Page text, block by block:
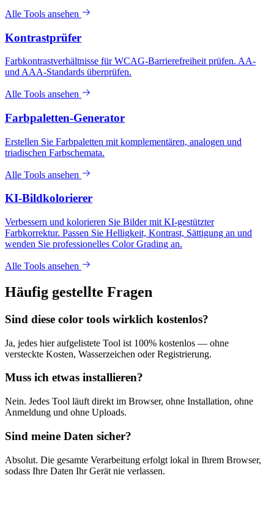
Alle Tools ansehen
Kontrastprüfer
Farbkontrastverhältnisse für WCAG-Barrierefreiheit prüfen. AA-
und AAA-Standards überprüfen.
Alle Tools ansehen
Farbpaletten-Generator
Erstellen Sie Farbpaletten mit komplementären, analogen und
triadischen Farbschemata.
Alle Tools ansehen
KI-Bildkolorierer
Verbessern und kolorieren Sie Bilder mit KI-gestützter
Farbkorrektur. Passen Sie Helligkeit, Kontrast, Sättigung an und
wenden Sie professionelles Color Grading an.
Alle Tools ansehen
Häufig gestellte Fragen
Sind diese color tools wirklich kostenlos?
Ja, jedes hier aufgelistete Tool ist 100% kostenlos — ohne
versteckte Kosten, Wasserzeichen oder Registrierung.
Muss ich etwas installieren?
Nein. Jedes Tool läuft direkt im Browser, ohne Installation, ohne
Anmeldung und ohne Uploads.
Sind meine Daten sicher?
Absolut. Die gesamte Verarbeitung erfolgt lokal in Ihrem Browser,
sodass Ihre Daten Ihr Gerät nie verlassen.